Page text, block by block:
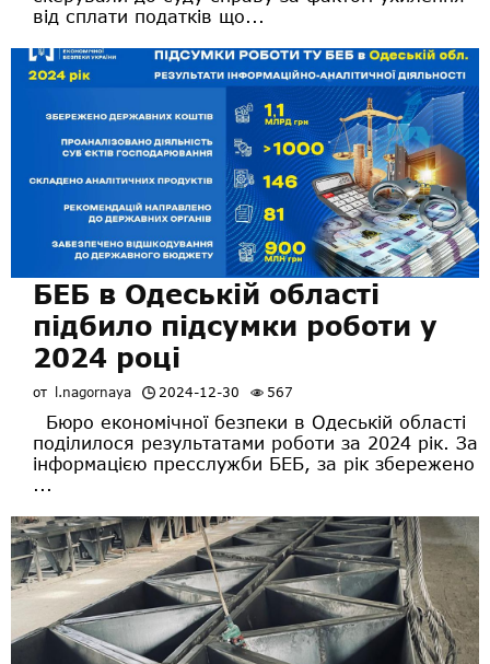
від сплати податків що...
БЕБ в Одеській області
підбило підсумки роботи у
2024 році
от l.nagornaya 2024-12-30 567
Бюро економічної безпеки в Одеській області
поділилося результатами роботи за 2024 рік. За
інформацією пресслужби БЕБ, за рік збережено